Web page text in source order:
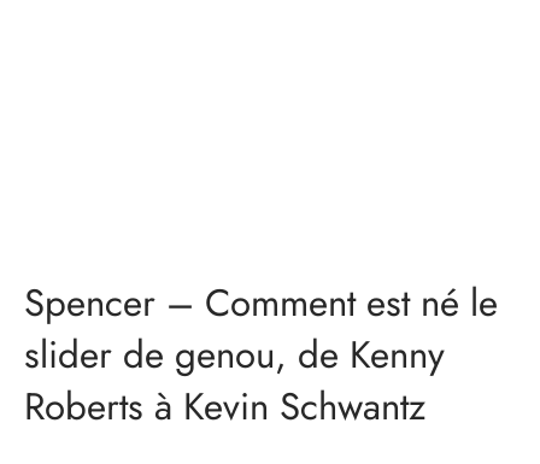
Spencer – Comment est né le
slider de genou, de Kenny
Roberts à Kevin Schwantz